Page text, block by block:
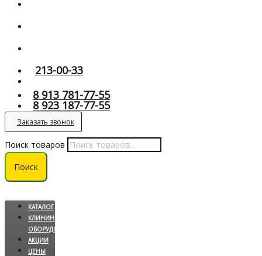
213-00-33
8 913 781-77-55
8 923 187-77-55
Заказать звонок
Поиск товаров
Поиск
КАТАЛОГ
КЛИНИНГОВОЕ
ОБОРУДОВАНИЕ
АКЦИИ
ЦЕНЫ